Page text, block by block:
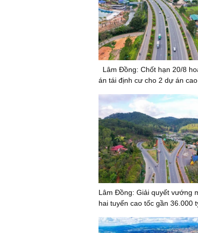
Lâm Đồng: Chốt hạn 20/8
án tái định cư cho 2 dự án
Lâm Đồng: Giải quyết vướng
hai tuyến cao tốc gần 36.000